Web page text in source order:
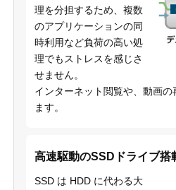
理を分担するため、複数
のアプリケーションの同
時利用など負荷の高い処
理でもストレスを感じさ
せません。
インターネット閲覧や、動画
ます。
高速駆動のSSDドライブ搭
SSD は HDD に代わる大